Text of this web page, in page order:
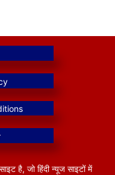
है, जो हिंदी न्यूज साइटों में